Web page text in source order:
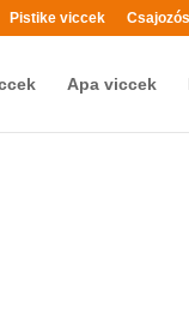
Pistike viccek
Apa viccek